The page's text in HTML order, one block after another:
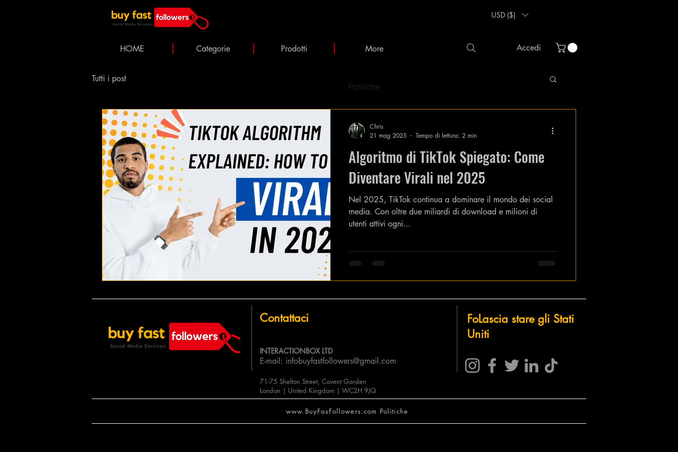
HOME Categorie Prodotti More
USD ($)
Accedi
Tutti i post
Algoritmo di TikTok Spiegato: Come
Diventare Virali nel 2025
Nel 2025, TikTok continua a dominare il mondo dei social
media. Con oltre due miliardi di download e milioni di
utenti attivi ogni...
Chris
21 mag 2025
Tempo di lettura: 2 min
Politiche
E-mail: infobuyfastfollowers@gmail.com
71-75 Shelton Street, Covent Garden
London | United Kingdom | WC2H 9JQ
FoLascia stare gli Stati
Uniti
Contattaci
INTERACTIONBOX LTD
www.BuyFasFollowers.com Politiche